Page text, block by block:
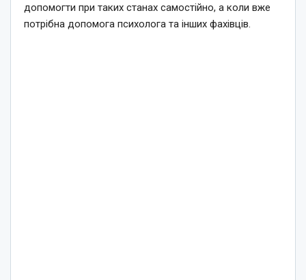
допомогти при таких станах самостійно, а коли вже
потрібна допомога психолога та інших фахівців.